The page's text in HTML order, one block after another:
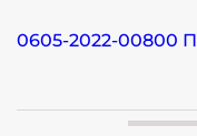
0605-2022-00800